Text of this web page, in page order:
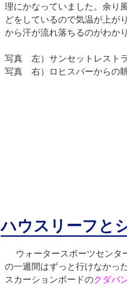
理にかなっていました。余り
どをしているので気温が上が
から汗が流れ落ちるのがわか
写真 左）サンセットレスト
写真 右）ロヒスバーからの
ハウスリーフと
ウォータースポーツセンタ
の一週間はずっと行けなかっ
スカーションボードのクダバ